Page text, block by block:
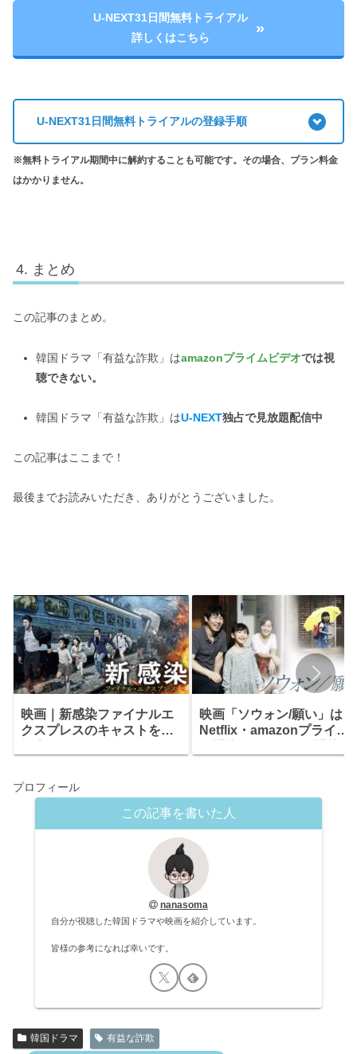
（毎月1200円相当のポイント付与あり）
子アカウント 最大3つまで作成可能
同時視聴可能なデバイス
（※1アカウントにつき、1台）
ペアレンタルコントロール ✓
U-NEXT31日間無料トライアル
詳しくはこちら
U-NEXT31日間無料トライアルの登録手順
※無料トライアル期間中に解約することも可能です。その場合、プラン料金
はかかりません。
まとめ
この記事のまとめ。
韓国ドラマ「有益な詐欺」はamazonプライムビデオでは視
聴できない。
韓国ドラマ「有益な詐欺」はU-NEXT独占で見放題配信中
この記事はここまで！
最後までお読みいただき、ありがとうございました。
映画｜新感染ファイナルエ
クスプレスのキャストをご
映画「ソウォン/願い」は
Netflix・amazonプライム
プロフィール
この記事を書いた人
nanasoma
自分が視聴した韓国ドラマや映画を紹介しています。
皆様の参考になれば幸いです。
韓国ドラマ 有益な詐欺